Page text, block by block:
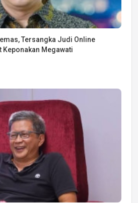
Tersangka Judi Online
Megawati